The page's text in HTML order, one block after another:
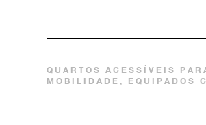
QUARTOS ACESSÍVEIS
MOBILIDADE, EQUIPADOS